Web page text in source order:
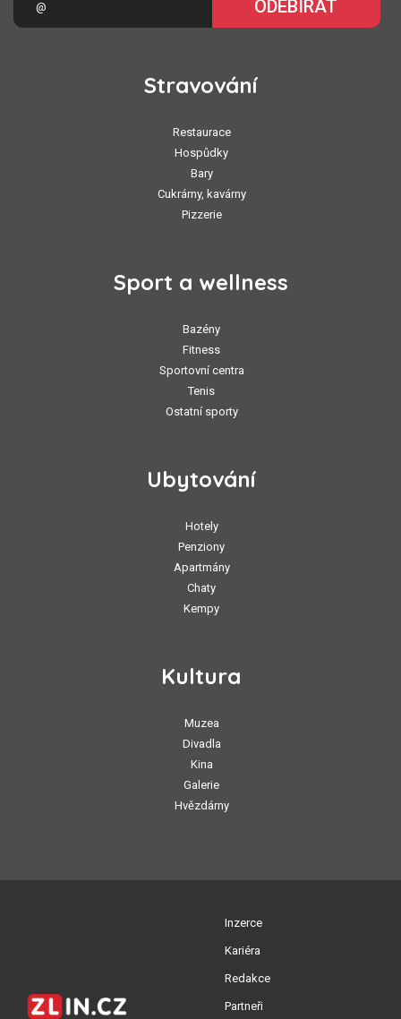
ODEBÍRAT
Stravování
Restaurace
Hospůdky
Bary
Cukrárny, kavárny
Pizzerie
Sport a wellness
Bazény
Fitness
Sportovní centra
Tenis
Ostatní sporty
Ubytování
Hotely
Penziony
Apartmány
Chaty
Kempy
Kultura
Muzea
Divadla
Kina
Galerie
Hvězdárny
Inzerce
Kariéra
Redakce
Partneři